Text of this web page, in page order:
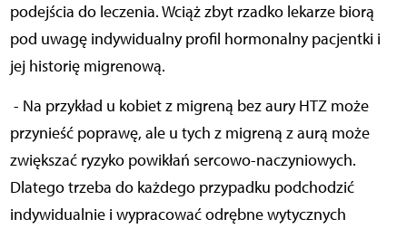
podejścia do leczenia. Wciąż zbyt rzadko lekarze biorą
pod uwagę indywidualny profil hormonalny pacjentki i
jej historię migrenową.
- Na przykład u kobiet z migreną bez aury HTZ może
przynieść poprawę, ale u tych z migreną z aurą może
zwiększać ryzyko powikłań sercowo-naczyniowych.
Dlatego trzeba do każdego przypadku podchodzić
indywidualnie i wypracować odrębne wytycznych